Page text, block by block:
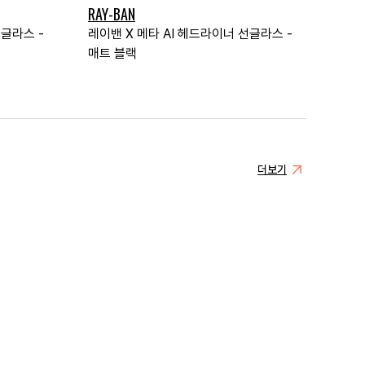
라스 -
RAY-BAN
레이밴 X 메타 AI 헤드라이너 선글라스 -
매트 블랙
더보기